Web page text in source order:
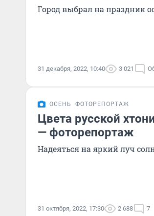
Город выбрал на праздник
31 декабря, 2022, 10:40 3 021
ОСЕНЬ ФОТОРЕПОРТАЖ
Цвета русской
— фоторепортаж
Надеяться на яркий луч
31 октября, 2022, 17:30 2 688 7